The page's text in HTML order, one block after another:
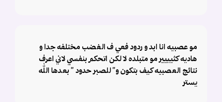
مو عصبيه انا ابد و ردود فعي ف الغضب مختلفه جدا و
هاديه كثيييير مو متبلده لا لكن اتحكم بنفسي لاني اعرف
نتائج العصبيه كيف بتكون و" للصبر حدود " بعدها الله
يستر